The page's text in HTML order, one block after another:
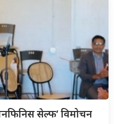
सेल्फ’ विमोचन